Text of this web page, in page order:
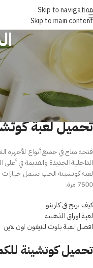
Skip to navigation
Skip to main content
تحميل
On يونيو 6, 2025
تحميل لعبة
فتحة متاح في جميع أنواع الأجهزة
الداخلية الجديدة والقديمة في
لعبة كوتشينة الحب تشمل خيارات
7500 مرة.
كيف تربح في كازينو
لعبة اوراق الذهبية
افضل لعبة بلوت للايفون اون لاين
تحميل كوتشينة